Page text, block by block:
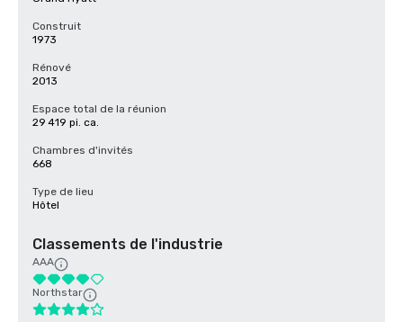
Construit
1973
Rénové
2013
Espace total de la réunion
29 419 pi. ca.
Chambres d'invités
668
Type de lieu
Hôtel
Classements de l'industrie
AAA
Northstar